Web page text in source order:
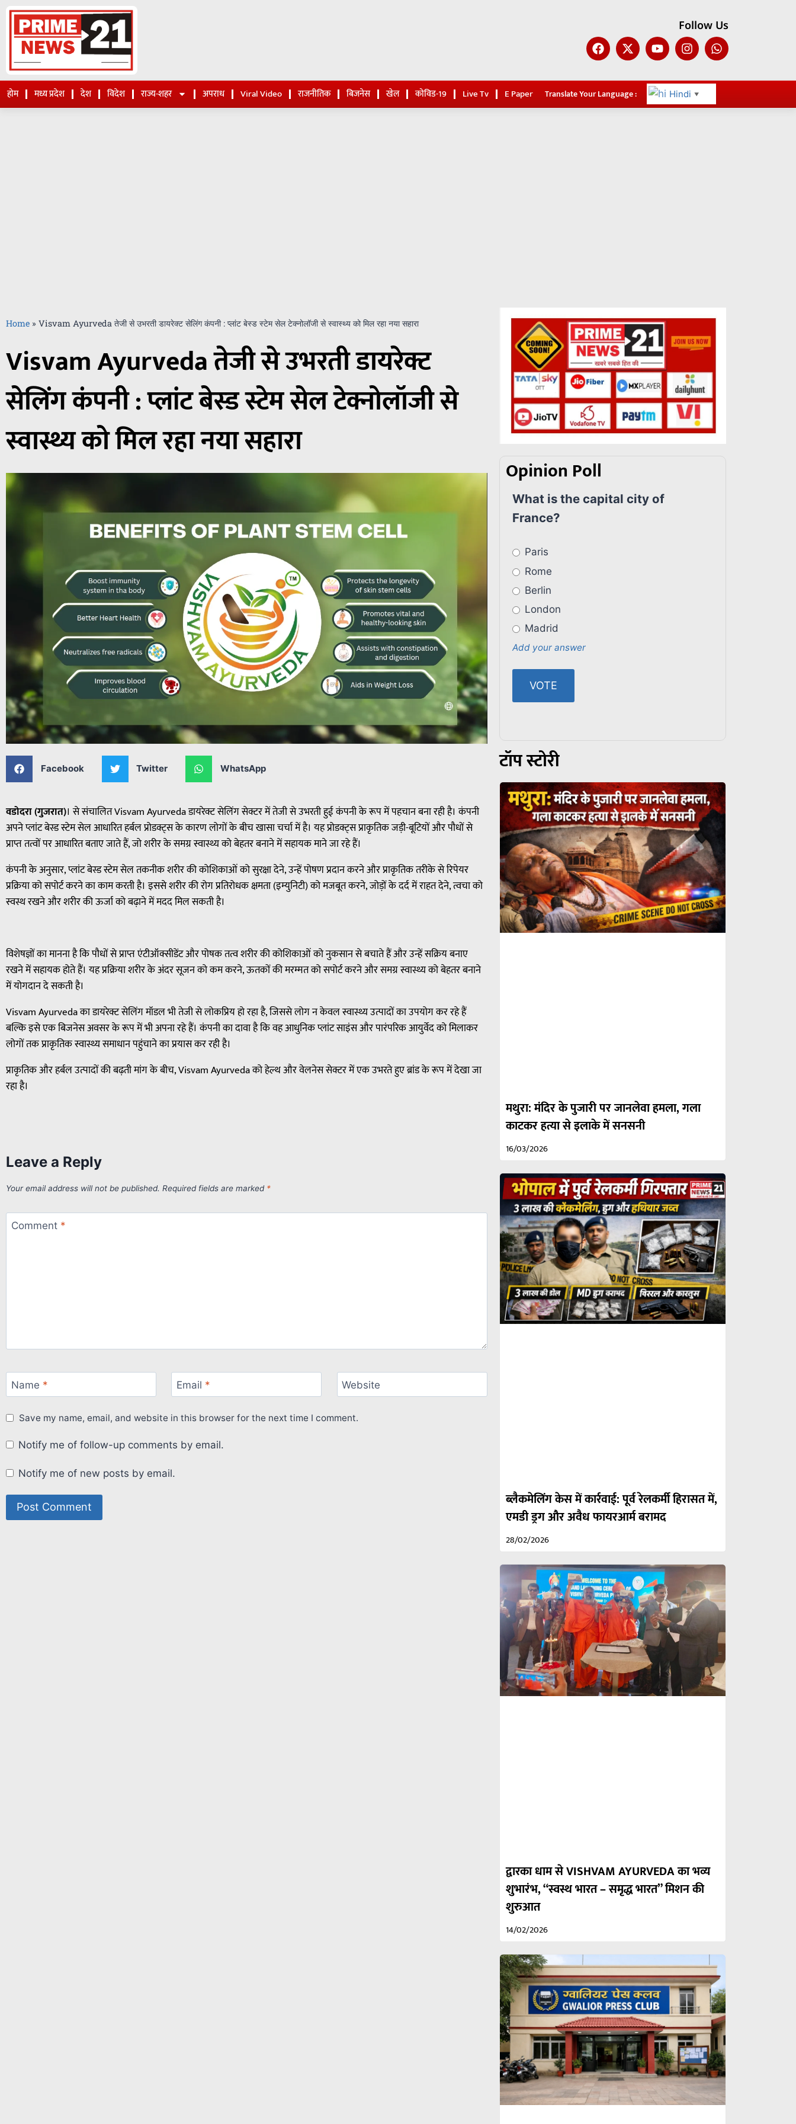
Follow Us
होम मध्य प्रदेश देश विदेश राज्य-शहर अपराध Viral Video राजनीतिक बिजनेस खेल कोविड-19 Live Tv E Paper Translate Your Language : Hindi ▼
Home » Visvam Ayurveda तेजी से उभरती डायरेक्ट सेलिंग कंपनी : प्लांट बेस्ड स्टेम सेल टेक्नोलॉजी से स्वास्थ्य को मिल रहा नया सहारा
Visvam Ayurveda तेजी से उभरती डायरेक्ट
सेलिंग कंपनी : प्लांट बेस्ड स्टेम सेल टेक्नोलॉजी से
स्वास्थ्य को मिल रहा नया सहारा
Facebook Twitter WhatsApp
वडोदरा (गुजरात)। से संचालित Visvam Ayurveda डायरेक्ट सेलिंग सेक्टर में तेजी से उभरती हुई कंपनी के रूप में पहचान बना रही है। कंपनी
अपने प्लांट बेस्ड स्टेम सेल आधारित हर्बल प्रोडक्ट्स के कारण लोगों के बीच खासा चर्चा में है। यह प्रोडक्ट्स प्राकृतिक जड़ी-बूटियों और पौधों से
प्राप्त तत्वों पर आधारित बताए जाते हैं, जो शरीर के समग्र स्वास्थ्य को बेहतर बनाने में सहायक माने जा रहे हैं।
कंपनी के अनुसार, प्लांट बेस्ड स्टेम सेल तकनीक शरीर की कोशिकाओं को सुरक्षा देने, उन्हें पोषण प्रदान करने और प्राकृतिक तरीके से रिपेयर
प्रक्रिया को सपोर्ट करने का काम करती है। इससे शरीर की रोग प्रतिरोधक क्षमता (इम्युनिटी) को मजबूत करने, जोड़ों के दर्द में राहत देने, त्वचा को
स्वस्थ रखने और शरीर की ऊर्जा को बढ़ाने में मदद मिल सकती है।
विशेषज्ञों का मानना है कि पौधों से प्राप्त एंटीऑक्सीडेंट और पोषक तत्व शरीर की कोशिकाओं को नुकसान से बचाते हैं और उन्हें सक्रिय बनाए
रखने में सहायक होते हैं। यह प्रक्रिया शरीर के अंदर सूजन को कम करने, ऊतकों की मरम्मत को सपोर्ट करने और समग्र स्वास्थ्य को बेहतर बनाने
में योगदान दे सकती है।
Visvam Ayurveda का डायरेक्ट सेलिंग मॉडल भी तेजी से लोकप्रिय हो रहा है, जिससे लोग न केवल स्वास्थ्य उत्पादों का उपयोग कर रहे हैं
बल्कि इसे एक बिजनेस अवसर के रूप में भी अपना रहे हैं। कंपनी का दावा है कि वह आधुनिक प्लांट साइंस और पारंपरिक आयुर्वेद को मिलाकर
लोगों तक प्राकृतिक स्वास्थ्य समाधान पहुंचाने का प्रयास कर रही है।
प्राकृतिक और हर्बल उत्पादों की बढ़ती मांग के बीच, Visvam Ayurveda को हेल्थ और वेलनेस सेक्टर में एक उभरते हुए ब्रांड के रूप में देखा जा
रहा है।
Leave a Reply
Your email address will not be published. Required fields are marked *
Comment *
Name * Email * Website
Save my name, email, and website in this browser for the next time I comment.
Notify me of follow-up comments by email.
Notify me of new posts by email.
Opinion Poll
What is the capital city of
France?
Paris
Rome
Berlin
London
Madrid
Add your answer
टॉप स्टोरी
मथुरा: मंदिर के पुजारी पर जानलेवा हमला, गला
काटकर हत्या से इलाके में सनसनी
16/03/2026
ब्लैकमेलिंग केस में कार्रवाई: पूर्व रेलकर्मी हिरासत में,
एमडी ड्रग और अवैध फायरआर्म बरामद
28/02/2026
द्वारका धाम से VISHVAM AYURVEDA का भव्य
शुभारंभ, “स्वस्थ भारत – समृद्ध भारत” मिशन की
शुरुआत
14/02/2026